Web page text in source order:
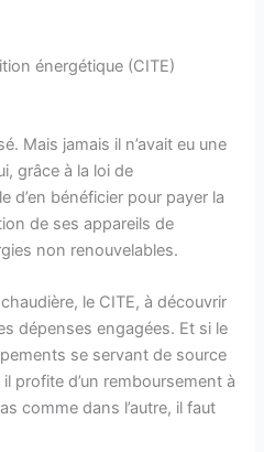
énergétique (CITE)
Mais jamais il n’avait eu une
grâce à la loi de
d’en bénéficier pour payer la
de ses appareils de
non renouvelables.
le CITE, à découvrir
dépenses engagées. Et si le
se servant de source
profite d’un remboursement à
comme dans l’autre, il faut